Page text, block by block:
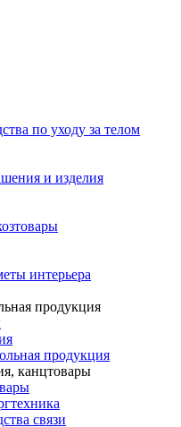
по уходу за телом
и изделия
интерьера
продукция
продукция
канцтовары
связи